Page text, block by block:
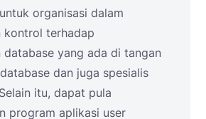
organisasi dalam
kontrol terhadap
database yang ada di tangan
dan juga spesialis
itu, dapat pula
program aplikasi user